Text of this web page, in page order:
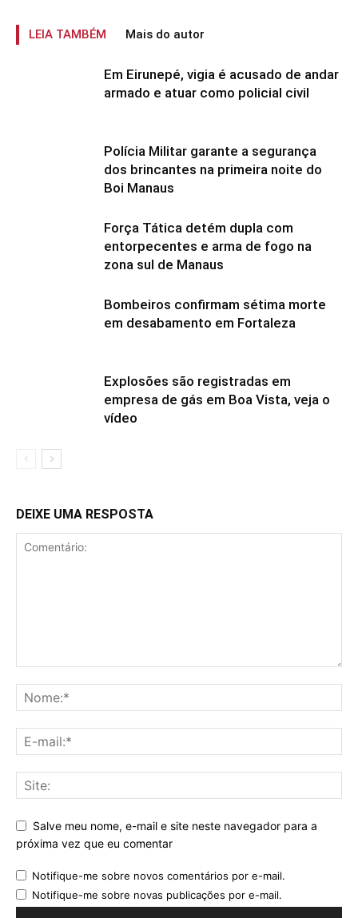
LEIA TAMBÉM Mais do autor
Em Eirunepé, vigia é acusado de andar
armado e atuar como policial civil
Polícia Militar garante a segurança
dos brincantes na primeira noite do
Boi Manaus
Força Tática detém dupla com
entorpecentes e arma de fogo na
zona sul de Manaus
Bombeiros confirmam sétima morte
em desabamento em Fortaleza
Explosões são registradas em
empresa de gás em Boa Vista, veja o
vídeo
DEIXE UMA RESPOSTA
Salve meu nome, e-mail e site neste navegador para a
próxima vez que eu comentar
Notifique-me sobre novos comentários por e-mail.
Notifique-me sobre novas publicações por e-mail.